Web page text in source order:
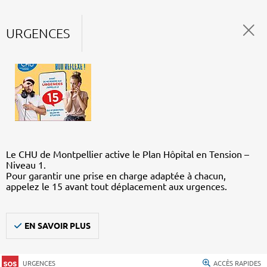
URGENCES
Le CHU de Montpellier active le Plan Hôpital en Tension –
Niveau 1.
Pour garantir une prise en charge adaptée à chacun,
appelez le 15 avant tout déplacement aux urgences.
EN SAVOIR PLUS
URGENCES ACCÈS RAPIDES